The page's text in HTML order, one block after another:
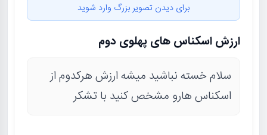
برای دیدن تصویر بزرگ وارد شوید
ارزش اسکناس های پهلوی دوم
سلام خسته نباشید میشه ارزش هرکدوم از
اسکناس هارو مشخص کنید با تشکر